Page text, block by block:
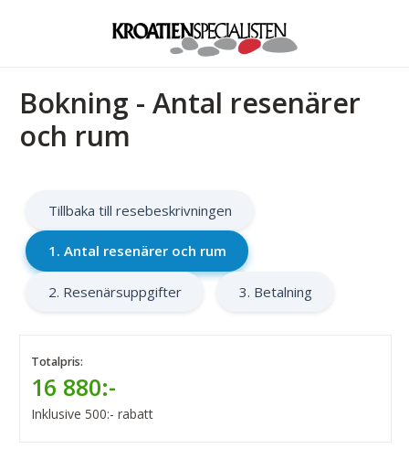
Bokning - Antal resenärer
och rum
Tillbaka till resebeskrivningen
1. Antal resenärer och rum
2. Resenärsuppgifter 3. Betalning
Totalpris:
16 880:-
Inklusive 500:- rabatt